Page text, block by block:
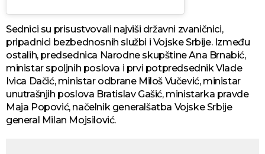
Sednici su prisustvovali najviši državni zvaničnici,
pripadnici bezbednosnih službi i Vojske Srbije. Između
ostalih, predsednica Narodne skupštine Ana Brnabić,
ministar spoljnih poslova i prvi potpredsednik Vlade
Ivica Dačić, ministar odbrane Miloš Vučević, ministar
unutrašnjih poslova Bratislav Gašić, ministarka pravde
Maja Popović, načelnik generalšatba Vojske Srbije
general Milan Mojsilović.